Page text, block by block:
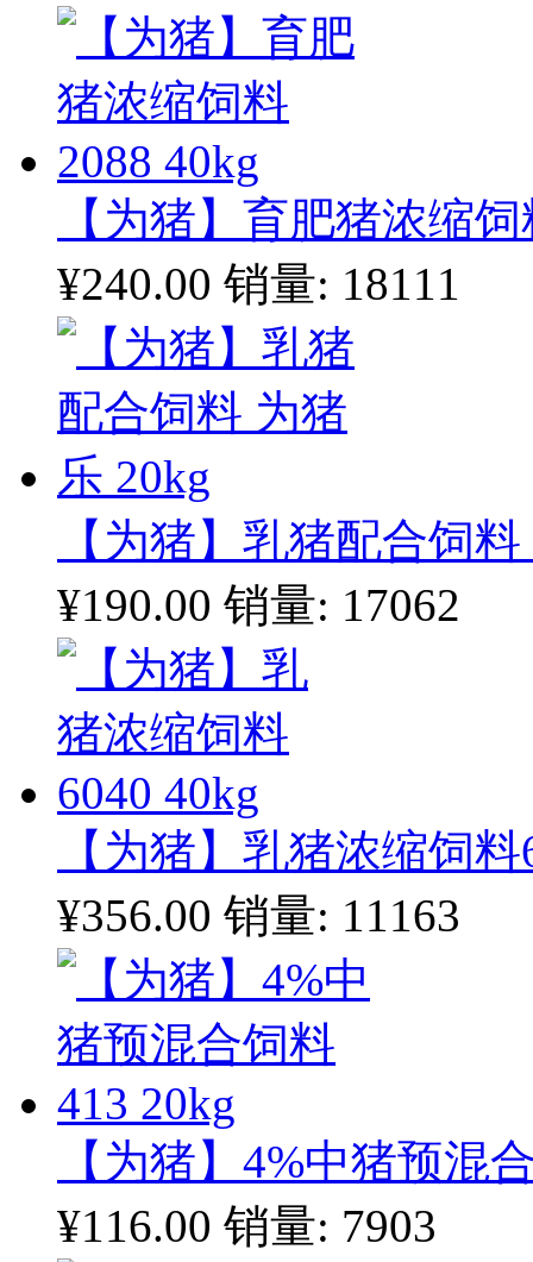
【为猪】育肥猪浓缩
¥240.00 销量: 18111
【为猪】乳猪配合饲
¥190.00 销量: 17062
【为猪】乳猪浓缩饲
¥356.00 销量: 11163
【为猪】4%中猪预混
¥116.00 销量: 7903